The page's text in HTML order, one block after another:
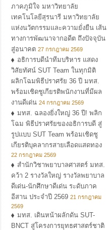
ภาคภูมิใจ มหาวิทยาลัย
เทคโนโลยีสุรนารี มหาวิทยาลัย
แห่งนวัตกรรมและความยั่งยืน เส้น
ทางการพัฒนาจากอดีต ถึงปัจจุบัน
สู่อนาคต 27 กรกฎาคม 2569
อธิการบดีนำทีมบริหาร แสดง
วิสัยทัศน์ SUT Team ในทุกมิติ
ผลิกโฉมพิธีปราศรัย 36 ปี มทส.
พร้อมเชิดชูเกียรติพนักงานที่มีผล
งานดีเด่น 24 กรกฎาคม 2569
มทส. ฉลองยิ่งใหญ่ 36 ปี! พลิก
โฉม พิธีปราศรัยของอธิการบดี สู่
รูปแบบ SUT Team พร้อมเชิดชู
เกียรติบุคลากรสายเลือดแสดทอง
22 กรกฎาคม 2569
สำนักวิชาพยาบาลศาสตร์ มทส.
คว้า 2 รางวัลใหญ่ รางวัลพยาบาล
ดีเด่น-นักศึกษาดีเด่น ระดับภาค
อีสาน ประจำปี 2569 21 กรกฎาคม
2569
มทส. เดินหน้าผลักดัน SUT-
BNCT สู่โครงการยุทธศาสตร์ชาติ